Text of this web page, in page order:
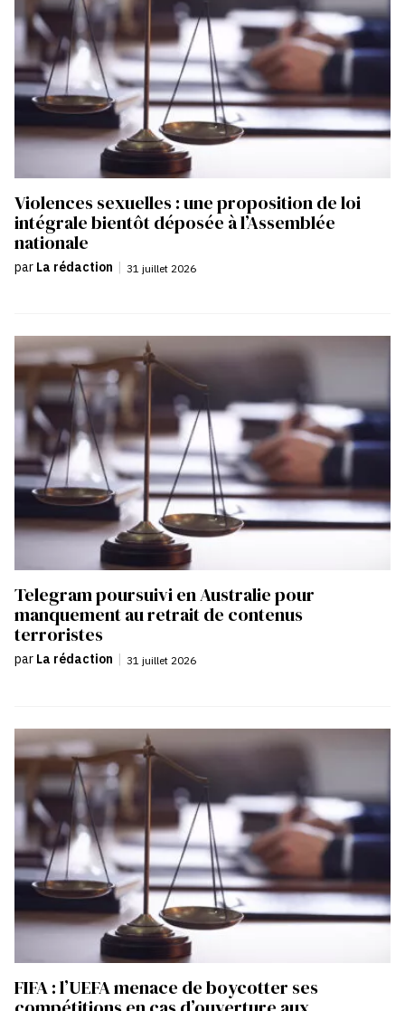
Violences sexuelles : une proposition de loi
intégrale bientôt déposée à l’Assemblée
nationale
par La rédaction | 31 juillet 2026
Telegram poursuivi en Australie pour
manquement au retrait de contenus
terroristes
par La rédaction 31 juillet 2026
FIFA : l’UEFA menace de boycotter ses